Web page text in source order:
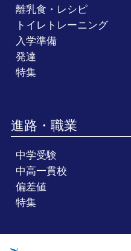
離乳食・レシピ
トイレトレーニング
入学準備
発達
特集
進路・職業
中学受験
中高一貫校
偏差値
特集